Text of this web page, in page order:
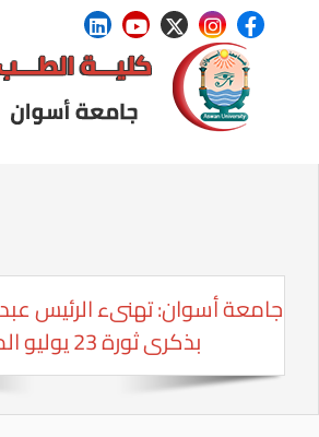
جامعة أسوان: تهنىء الرئيس
بذكرى ثورة 23 يوليو المجيدة